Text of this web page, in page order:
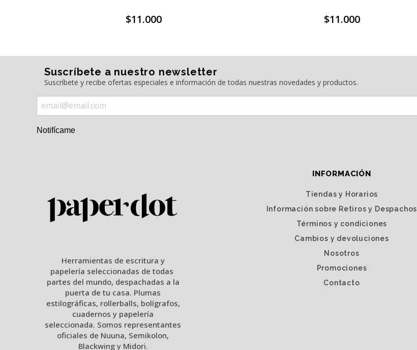
$11.000 $11.000
Suscríbete a nuestro newsletter
Suscríbete y recibe ofertas especiales e información de todas nuestras novedades y productos.
Notifícame
Herramientas de escritura y
papelería seleccionadas de todas
partes del mundo, despachadas a la
puerta de tu casa. Plumas
estilográficas, rollerballs, bolígrafos,
cuadernos y papelería
seleccionada. Somos representantes
oficiales de Nuuna, Semikolon,
Blackwing y Midori.
INFORMACIÓN
Tiendas y Horarios
Información sobre Retiros y Despachos
Términos y condiciones
Cambios y devoluciones
Nosotros
Promociones
Contacto